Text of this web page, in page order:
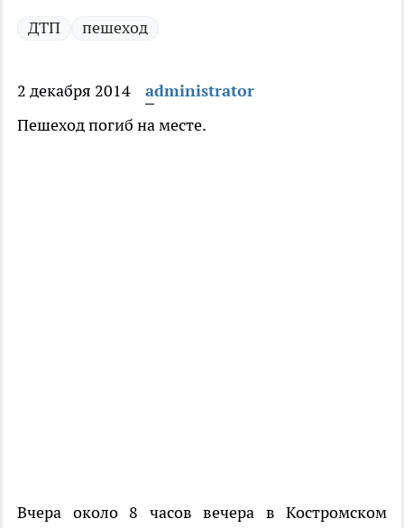
ДТП пешеход
2 декабря 2014
administrator
Пешеход погиб на месте.
Вчера около 8 часов вечера в Костромском